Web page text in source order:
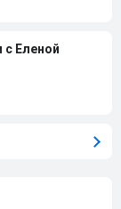
с Еленой